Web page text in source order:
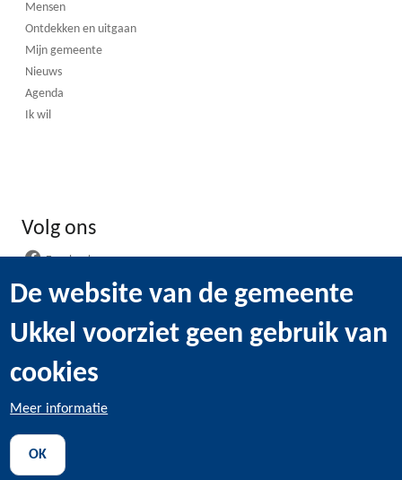
Mensen
Ontdekken en uitgaan
Mijn gemeente
Nieuws
Agenda
Ik wil
Volg ons
Instagram
WhatsApp
@2022 Gemeentebestuur van Ukkel -
Gebruik van cookies
De website van de gemeente
Ukkel voorziet geen gebruik van
cookies
Meer informatie
OK